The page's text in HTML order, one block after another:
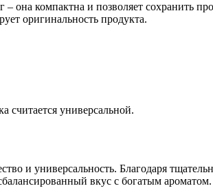
она компактна и позволяет сохранить
оригинальность продукта.
считается универсальной.
и универсальность. Благодаря
вкус с богатым